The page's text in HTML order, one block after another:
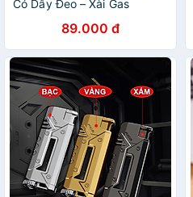
Có Dây Đeo – Xài Gas
89.000 đ